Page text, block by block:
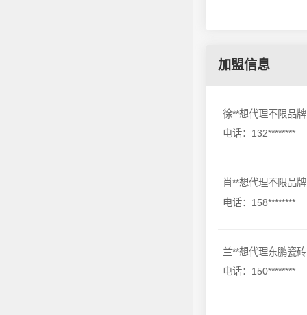
加盟信息
徐**想代理不限品牌
电话：132********
肖**想代理不限品牌
电话：158********
兰**想代理东鹏瓷砖
电话：150********